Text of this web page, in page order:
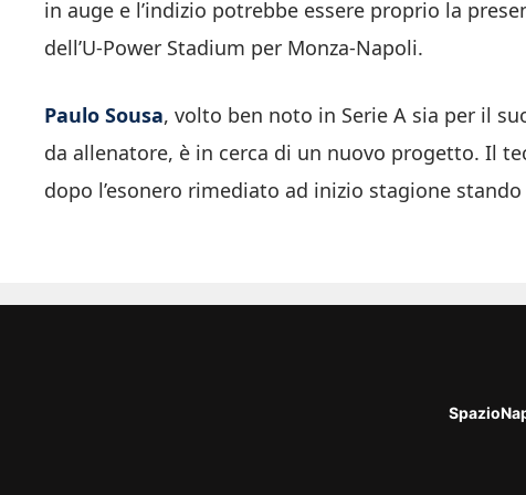
in auge e l’indizio potrebbe essere proprio la
dell’U-Power Stadium per Monza-Napoli.
Paulo Sousa, volto ben noto in Serie A sia per il
da allenatore, è in cerca di un nuovo progetto. Il
dopo l’esonero rimediato ad inizio stagione